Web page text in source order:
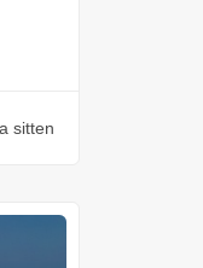
sitten